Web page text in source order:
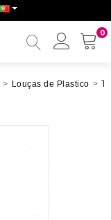
0
Minha
> Louças de Plastico >